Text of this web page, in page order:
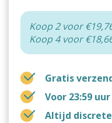
Koop 2 voor
Koop 4 voor
Gratis
Voor 23:59
Altijd